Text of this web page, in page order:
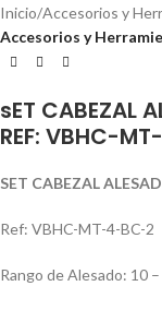
Inicio Accesorios y
Accesorios y
sET CABEZAL
REF: VBHC-
SET CABEZAL
Ref: VBHC-MT-4-BC-2
Rango de Alesado: 10